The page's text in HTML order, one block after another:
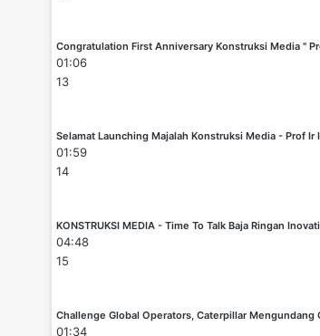
Congratulation First Anniversary Konstruksi Media "
01:06
13
Selamat Launching Majalah Konstruksi Media - Prof Ir
01:59
14
KONSTRUKSI MEDIA - Time To Talk Baja Ringan
04:48
15
Challenge Global Operators, Caterpillar Mengundang
01:34